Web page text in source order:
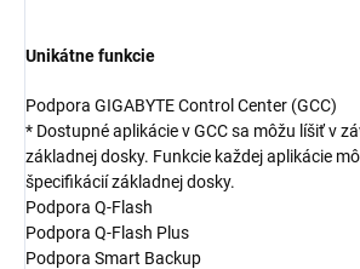
Unikátne funkcie
Podpora GIGABYTE Control Center (GCC)
* Dostupné aplikácie v GCC sa môžu líšiť v
základnej dosky. Funkcie každej aplikácie
špecifikácií základnej dosky.
Podpora Q-Flash
Podpora Q-Flash Plus
Podpora Smart Backup